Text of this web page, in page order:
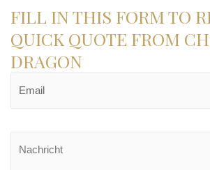
FILL IN THIS FORM TO
QUICK QUOTE FROM
DRAGON